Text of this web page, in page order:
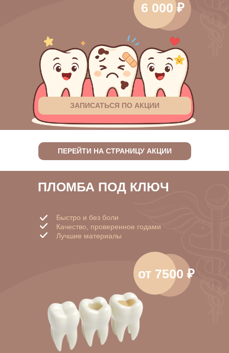
6 000 ₽
ЗАПИСАТЬСЯ ПО АКЦИИ
ПЕРЕЙТИ НА СТРАНИЦУ АКЦИИ
ПЛОМБА ПОД КЛЮЧ
Быстро и без боли
Качество, проверенное годами
Лучшие материалы
от 7500 ₽